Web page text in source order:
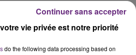
pompier, l’émotion est
retraite en 2019, après quarante
on m’a demandé quelle avait
vie privée est notre priorité
do the following data processing based on
Continuer sans accepter